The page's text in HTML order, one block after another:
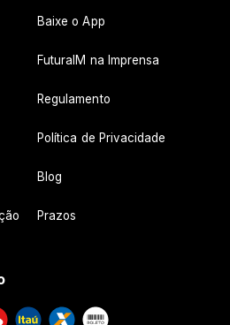
Baixe o App
FuturaIM na Imprensa
Regulamento
Política de Privacidade
Blog
Prazos